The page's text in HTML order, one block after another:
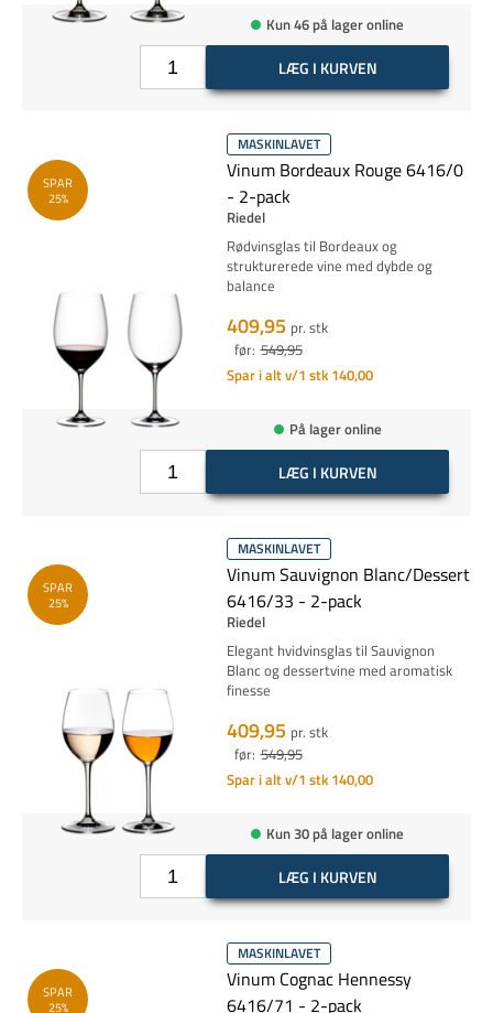
Kun 46 på lager online
LÆG I KURVEN
SPAR
25%
MASKINLAVET
Vinum Bordeaux Rouge 6416/0
- 2-pack
Riedel
Rødvinsglas til Bordeaux og
strukturerede vine med dybde og
balance
409,95 pr. stk
før: 549,95
Spar i alt v/1 stk 140,00
På lager online
LÆG I KURVEN
SPAR
25%
MASKINLAVET
Vinum Sauvignon Blanc/Dessert
6416/33 - 2-pack
Riedel
Elegant hvidvinsglas til Sauvignon
Blanc og dessertvine med aromatisk
finesse
409,95 pr. stk
før: 549,95
Spar i alt v/1 stk 140,00
Kun 30 på lager online
LÆG I KURVEN
SPAR
25%
MASKINLAVET
Vinum Cognac Hennessy
6416/71 - 2-pack